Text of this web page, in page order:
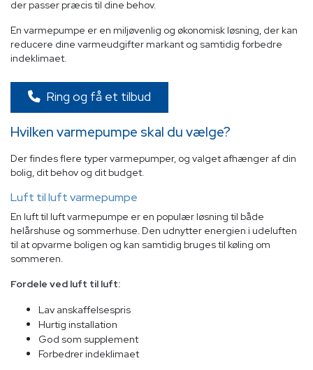
der passer præcis til dine behov.
En varmepumpe er en miljøvenlig og økonomisk løsning, der kan
reducere dine varmeudgifter markant og samtidig forbedre
indeklimaet.
Ring og få et tilbud
Hvilken varmepumpe skal du vælge?
Der findes flere typer varmepumper, og valget afhænger af din
bolig, dit behov og dit budget.
Luft til luft varmepumpe
En luft til luft varmepumpe er en populær løsning til både
helårshuse og sommerhuse. Den udnytter energien i udeluften
til at opvarme boligen og kan samtidig bruges til køling om
sommeren.
Fordele ved luft til luft:
Lav anskaffelsespris
Hurtig installation
God som supplement
Forbedrer indeklimaet